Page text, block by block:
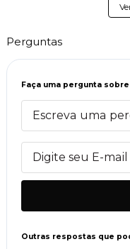
Perguntas
Faça uma pergunta
Outras respostas que